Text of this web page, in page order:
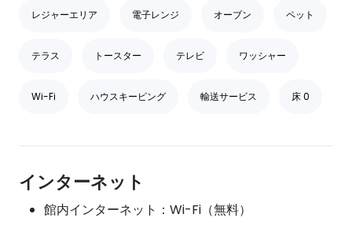
レジャーエリア 電子レンジ オーブン ペット
テラス トースター テレビ ワッシャー
Wi-Fi ハウスキーピング 輸送サービス 床 0
インターネット
館内インターネット：Wi-Fi（無料）